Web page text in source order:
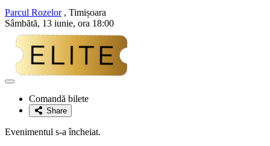
Parcul Rozelor, Timișoara
Sâmbătă, 13 iunie, ora 18:00
Adaugă
favoriteComandă bilete
Share
Evenimentul s-a încheiat.